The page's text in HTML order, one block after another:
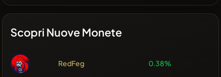
Scopri Nuove Monete
RedFeg 0.38%